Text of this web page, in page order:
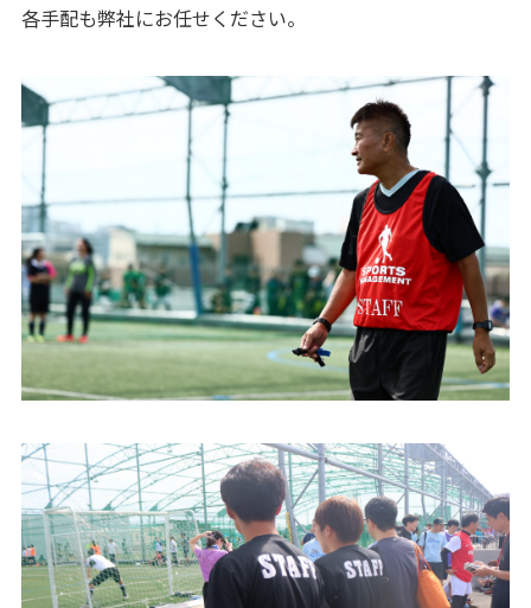
各手配も弊社にお任せください。